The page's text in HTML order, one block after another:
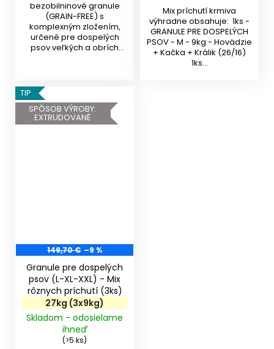
bezobilninové granule
(GRAIN-FREE) s
komplexným zložením,
určené pre dospelých
psov veľkých a obrích
Mix príchutí krmiva
výhradne obsahuje: 1ks -
GRANULE PRE DOSPELÝCH
PSOV - M - 9kg - Hovädzie
+ Kačka + Králik (26/16)
1ks...
TIP
SPÔSOB VÝROBY:
EXTRUDOVANÉ
149,70 € –9 %
Granule pre dospelých
psov (L-XL-XXL) - Mix
27kg (3x9kg)
Skladom - odosielame
ihneď
(>5 ks)